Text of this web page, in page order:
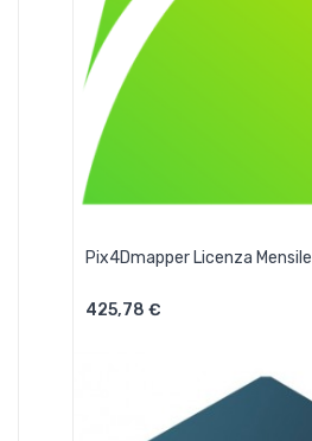
Pix4Dmapper Licenza Mensile
425,78 €Aggiungi Al Carrello